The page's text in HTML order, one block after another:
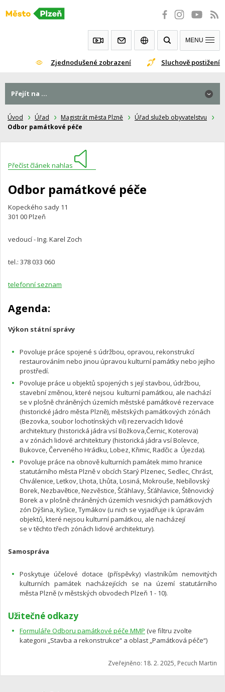
Přeskočit
Zjednodušené zobrazení Sluchově postižení
MENU
Úvod Úřad Magistrát města Plzně
Úřad služeb obyvatelstvu
Odbor památkové péče
Přečíst článek nahlas
Odbor památkové péče
Kopeckého sady 11
301 00 Plzeň
vedoucí - Ing. Karel Zoch
tel.: 378 033 060
telefonní seznam
Agenda:
Výkon státní správy
Povoluje práce spojené s údržbou, opravou, rekonstrukcí
restaurováním nebo jinou úpravou kulturní památky nebo jejího
prostředí.
Povoluje práce u objektů spojených s její stavbou, údržbou,
stavební změnou, které nejsou kulturní památkou, ale nachází
se v plošně chráněných územích městské památkové rezervace
(historické jádro města Plzně), městských památkových zónách
(Bezovka, soubor lochotínských vil) rezervacích lidové
architektury (historická jádra vsí Božkova,Černic, Koterova)
a v zónách lidové architektury (historická jádra vsí Bolevce,
Bukovce, Červeného Hrádku, Lobez, Křimic, Radčic a Újezda).
Povoluje práce na obnově kulturních památek mimo hranice
statutárního města Plzně v obcích Starý Plzenec, Sedlec, Chrást,
Chválenice, Letkov, Lhota, Lhůta, Losiná, Mokrouše, Nebílovský
Borek, Nezbavětice, Nezvěstice, Šťáhlavy, Šťáhlavice, Štěnovický
Borek a v plošně chráněných územích vesnických památkových
zón Dýšina, Kyšice, Tymákov (u nich se vyjadřuje i k úpravám
objektů, které nejsou kulturní památkou, ale nacházejí
se v těchto třech zónách lidové architektury).
Samospráva
Poskytuje účelové dotace (příspěvky) vlastníkům nemovitých
kulturních památek nacházejících se na území statutárního
města Plzně (v městských obvodech Plzeň 1 - 10).
Užitečné odkazy
Formuláře Odboru památkové péče MMP (ve filtru zvolte
kategorii „Stavba a rekonstrukce“ a oblast „Památková péče“)
Zveřejněno: 18. 2. 2025, Pecuch Martin
Přejít na ...